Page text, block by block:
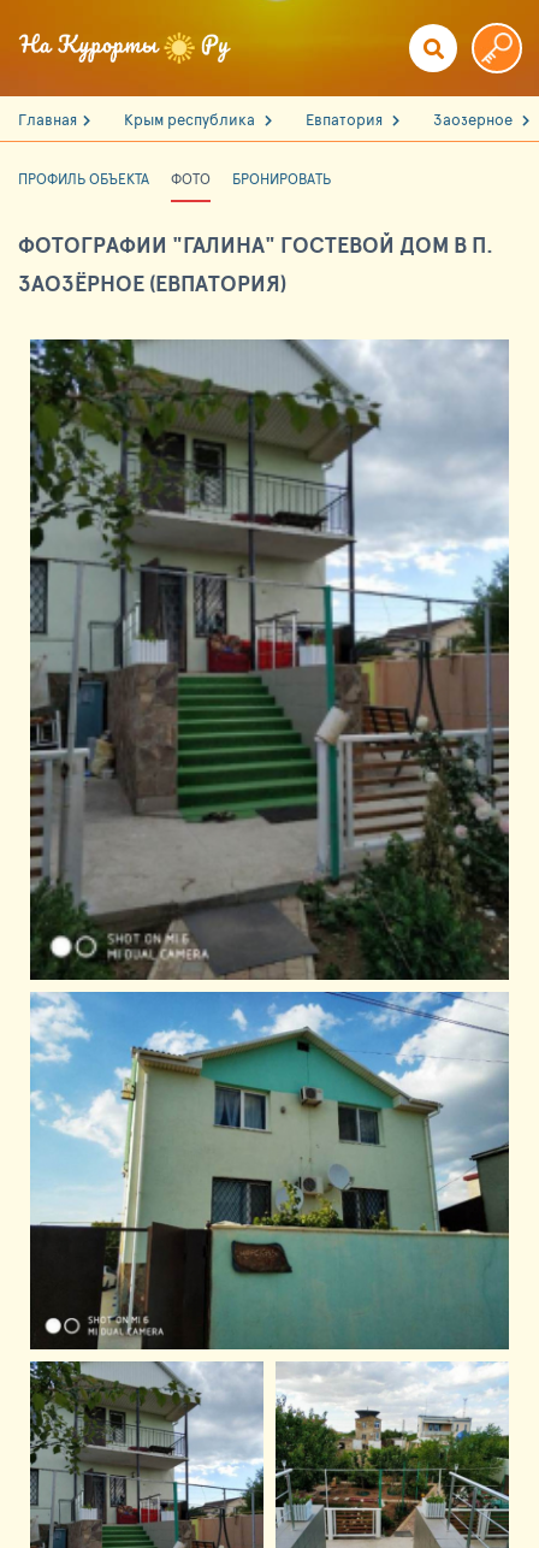
Главная Крым республика Евпатория Заозерное
ПРОФИЛЬ ОБЪЕКТА ФОТО БРОНИРОВАТЬ
ФОТОГРАФИИ "ГАЛИНА" ГОСТЕВОЙ ДОМ В П.
ЗАОЗЁРНОЕ (ЕВПАТОРИЯ)